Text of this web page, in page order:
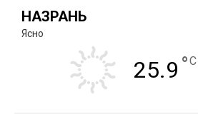
НАЗРАНЬ
Ясно
25.9 °C